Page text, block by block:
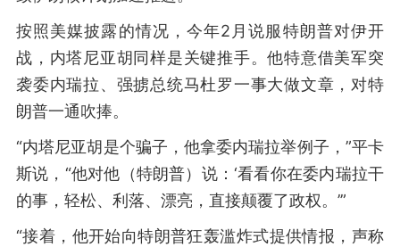
按照美媒披露的情况，今年2月说服特朗普对伊开
战，内塔尼亚胡同样是关键推手。他特意借美军突
袭委内瑞拉、强掳总统马杜罗一事大做文章，对特
朗普一通吹捧。
“内塔尼亚胡是个骗子，他拿委内瑞拉举例子，”平卡
斯说，“他对他（特朗普）说：‘看看你在委内瑞拉干
的事，轻松、利落、漂亮，直接颠覆了政权。’”
“接着，他开始向特朗普狂轰滥炸式提供情报，声称